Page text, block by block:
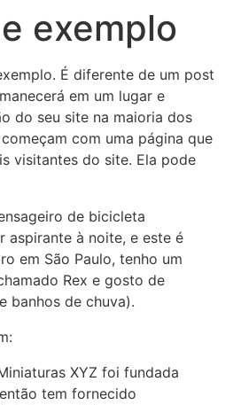
exemplo
É diferente de um post
em um lugar e
do seu site na maioria dos
com uma página que
visitantes do site. Ela pode
de bicicleta
aspirante à noite, e este é
em São Paulo, tenho um
Rex e gosto de
banhos de chuva).
XYZ foi fundada
tem fornecido